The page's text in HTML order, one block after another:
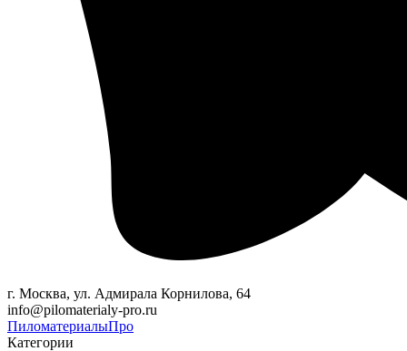
г. Москва, ул. Адмирала Корнилова, 64
info@pilomaterialy-pro.ru
ПиломатериалыПро
Категории